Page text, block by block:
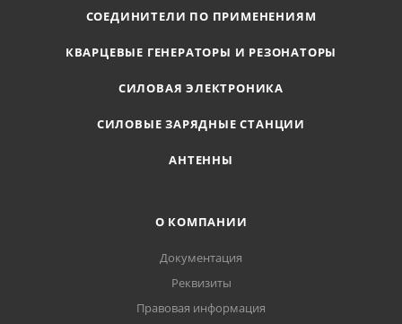
СОЕДИНИТЕЛИ ПО ПРИМЕНЕНИЯМ
КВАРЦЕВЫЕ ГЕНЕРАТОРЫ И РЕЗОНАТОРЫ
СИЛОВАЯ ЭЛЕКТРОНИКА
СИЛОВЫЕ ЗАРЯДНЫЕ СТАНЦИИ
АНТЕННЫ
О КОМПАНИИ
Документация
Реквизиты
Правовая информация